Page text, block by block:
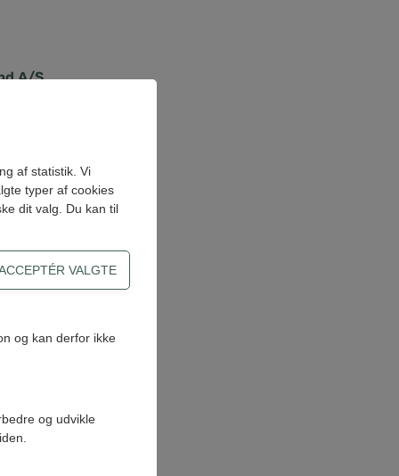
A/S
A/S
af statistik. Vi
typer af cookies
dit valg. Du kan til
og kan derfor ikke
og udvikle